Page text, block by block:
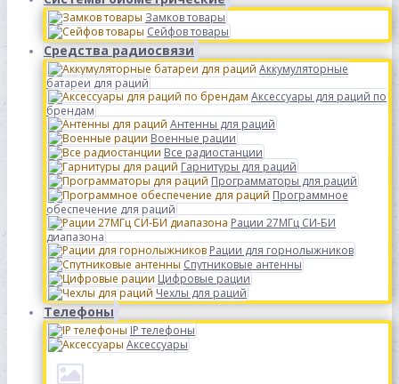
Замков товары
Сейфов товары
Средства радиосвязи
Аккумуляторные
батареи для раций
Аксессуары для раций по
брендам
Антенны для раций
Военные рации
Все радиостанции
Гарнитуры для раций
Программаторы для раций
Программное
обеспечение для раций
Рации 27МГц СИ-БИ
диапазона
Рации для горнолыжников
Спутниковые антенны
Цифровые рации
Чехлы для раций
Телефоны
IP телефоны
Аксессуары